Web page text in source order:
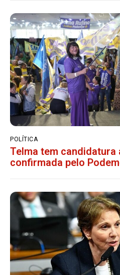
POLÍTICA
Telma tem
confirmada pelo